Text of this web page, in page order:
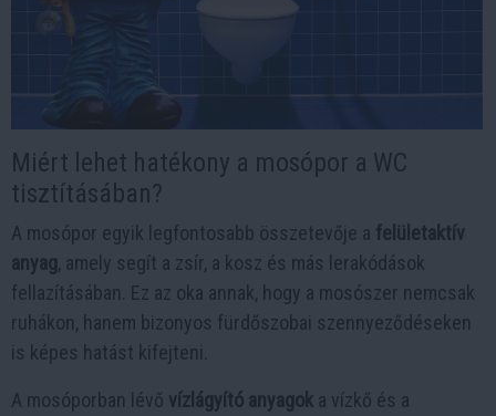
Miért lehet hatékony a mosópor a WC
tisztításában?
A mosópor egyik legfontosabb összetevője a felületaktív
anyag, amely segít a zsír, a kosz és más lerakódások
fellazításában. Ez az oka annak, hogy a mosószer nemcsak
ruhákon, hanem bizonyos fürdőszobai szennyeződéseken
is képes hatást kifejteni.
A mosóporban lévő vízlágyító anyagok a vízkő és a